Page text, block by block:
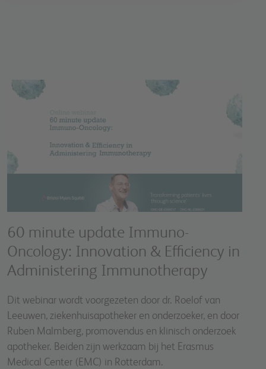
Image
60 minute update Immuno-
Oncology: Innovation & Efficiency in
Administering Immunotherapy
Dit webinar wordt voorgezeten door dr. Roelof van
Leeuwen, ziekenhuisapotheker en onderzoeker, en door
Ruben Malmberg, promovendus en klinisch onderzoek
apotheker. Beiden zijn werkzaam bij het Erasmus
Medical Center (EMC) in Rotterdam.